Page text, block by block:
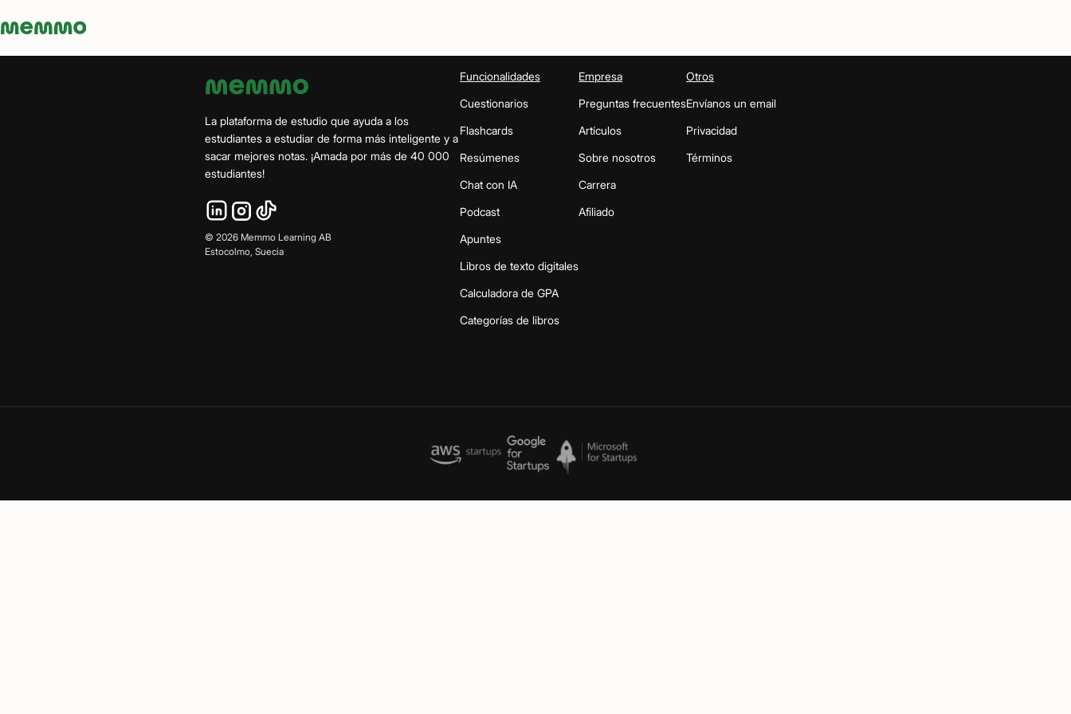
Memmo - AI-verktyg och digital kurslitteratur
La plataforma de estudio que ayuda a los
estudiantes a estudiar de forma más inteligente y a
sacar mejores notas. ¡Amada por más de 40 000
estudiantes!
© 2026 Memmo Learning AB
Estocolmo, Suecia
Funcionalidades
Cuestionarios
Flashcards
Resúmenes
Chat con IA
Podcast
Apuntes
Libros de texto digitales
Calculadora de GPA
Categorías de libros
Empresa
Preguntas frecuentes
Artículos
Sobre nosotros
Carrera
Afiliado
Otros
Envíanos un email
Privacidad
Términos